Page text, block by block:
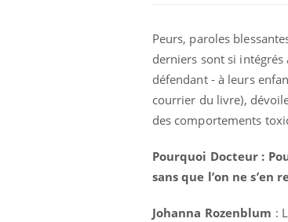
Peurs, paroles
derniers sont si
défendant - à leurs
courrier du livre),
des comportements
Pourquoi Docteur :
sans que l’on ne
Johanna Rozenblum :